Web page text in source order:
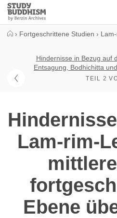
Close
Study
Buddhism
› Fortgeschrittene Studien ›
Hindernisse in Bezug auf
Entsagung, Bodhichitta
TEIL 2
Lam-rim-
Ebene